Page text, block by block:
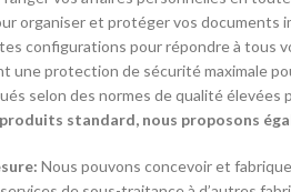
organiser et protéger vos documents
configurations pour répondre à tous
une protection de sécurité maximale
selon des normes de qualité élevées
standard, nous proposons
Nous pouvons concevoir et